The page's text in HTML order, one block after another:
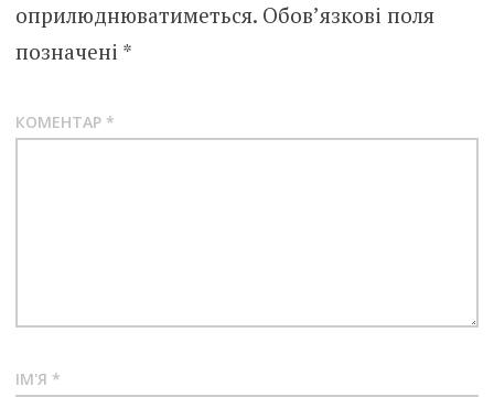
оприлюднюватиметься. Обов’язкові поля
позначені *
КОМЕНТАР *
ІМ'Я *